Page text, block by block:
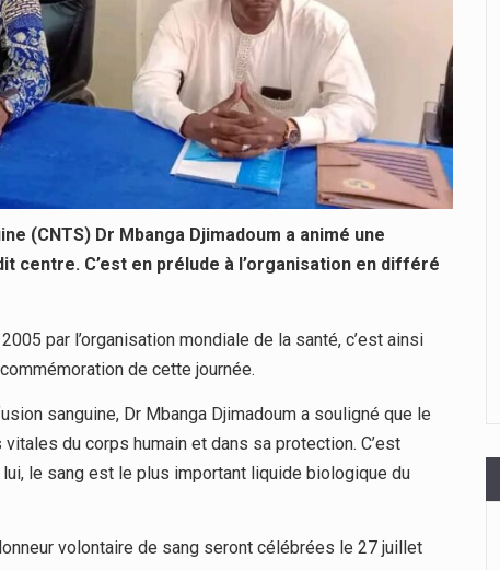
(CNTS) Dr Mbanga Djimadoum a animé une
centre. C’est en prélude à l’organisation en différé
par l’organisation mondiale de la santé, c’est ainsi
de cette journée.
sanguine, Dr Mbanga Djimadoum a souligné que le
du corps humain et dans sa protection. C’est
le sang est le plus important liquide biologique du
volontaire de sang seront célébrées le 27 juillet